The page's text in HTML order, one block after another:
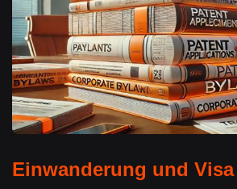
Einwanderung und Visa